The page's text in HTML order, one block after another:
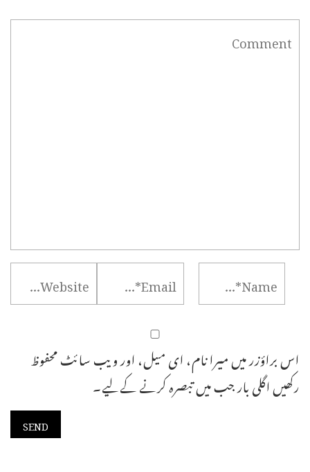
اس براؤزر میں میرا نام، ای میل، اور ویب سائٹ محفوظ
رکھیں اگلی بار جب میں تبصرہ کرنے کےلیے۔